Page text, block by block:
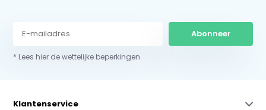
Abonneer
* Lees hier de wettelijke beperkingen
Klantenservice